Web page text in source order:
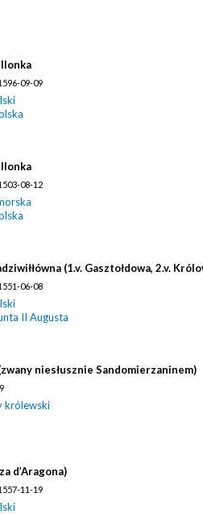
09-09
08-12
(1.v. Gasztołdowa, 2.v.
06-08
II Augusta
niesłusznie Sandomierzaninem)
królewski
d’Aragona)
11-19